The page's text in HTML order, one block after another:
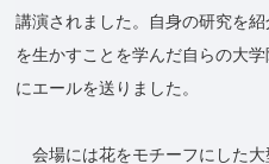
講演されました。自身の研究を
を生かすことを学んだ自らの大
にエールを送りました。
会場には花をモチーフにした